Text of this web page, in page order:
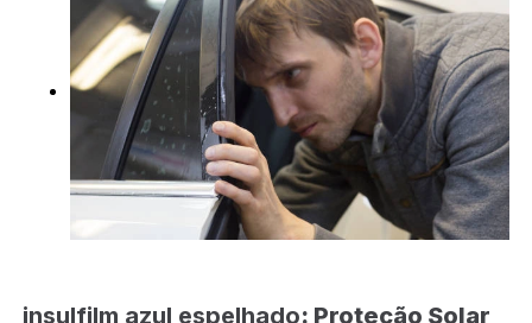
insulfilm azul espelhado: Proteção Solar